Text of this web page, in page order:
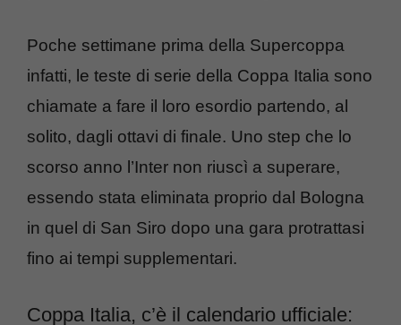
Poche settimane prima della Supercoppa
infatti, le teste di serie della Coppa Italia sono
chiamate a fare il loro esordio partendo, al
solito, dagli ottavi di finale. Uno step che lo
scorso anno l’Inter non riuscì a superare,
essendo stata eliminata proprio dal Bologna
in quel di San Siro dopo una gara protrattasi
fino ai tempi supplementari.
Coppa Italia, c’è il calendario ufficiale: